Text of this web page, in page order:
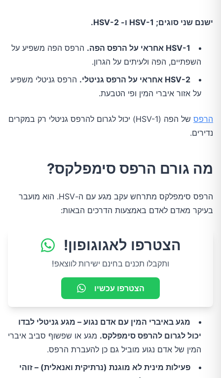
ישנם שני סוגים; HSV-1 ו- HSV-2.
HSV-1 אחראי על הרפס הפה.
הרפס הפה משפיע על
השפתיים, הפה ולעיתים על הגרון.
HSV-2 אחראי על הרפס גניטלי.
הרפס גניטלי משפיע
על אזור איברי המין ופי הטבעת.
הרפס
של הפה (HSV-1) יכול לגרום להרפס גניטלי רק במקרים
נדירים.
מה גורם הרפס סימפלקס?
הרפס סימפלקס מתרחש עקב מגע עם ה-HSV. הוא מועבר
בעיקר מאדם לאדם באמצעות הדרכים הבאות:
הצטרפו לאגוגופון!
ותקבלו תכנים בחינם ישירות לווצאפ!
הצטרפו עכשיו
מגע באיברי המין עם אדם נגוע – מגע גניטלי לבדו
יכול לגרום להרפס סימפלקס. מגע או שפשוף סביב איברי
המין של אדם נגוע מוביל גם כן להעברת הרפס.
פעילות מינית לא מוגנת (נרתיקית ואנאלית) – זוהי